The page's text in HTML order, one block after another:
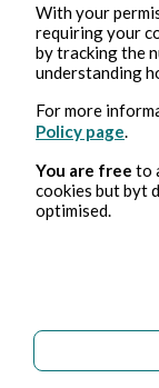
With your
requiring your
by tracking the
understanding
For more
Policy page
You are free to
cookies but byt
optimised.